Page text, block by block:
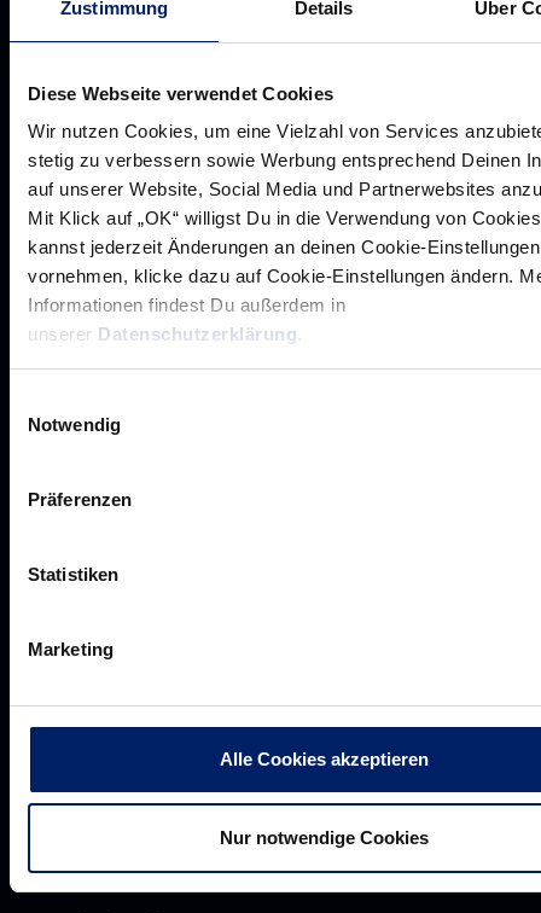
Zustimmung Details Über
Diese Webseite verwendet Cookies
Wir nutzen Cookies, um eine Vielzahl von Services
stetig zu verbessern sowie Werbung entsprechend Deinen
auf unserer Website, Social Media und Partnerwebsites
Mit Klick auf „OK“ willigst Du in die Verwendung von
kannst jederzeit Änderungen an deinen Cookie-Einstellungen
vornehmen, klicke dazu auf Cookie-Einstellungen ändern.
Informationen findest Du außerdem in
unserer Datenschutzerklärung.
Notwendig
Präferenzen
Statistiken
Marketing
Alle Cookies akzeptieren
Nur notwendige Cookies
Rhein-Neckar Löwen GmbH
Werte der Löwen
Jobs
Löwenherz
Unsere Partner
Werbemöglichkeiten